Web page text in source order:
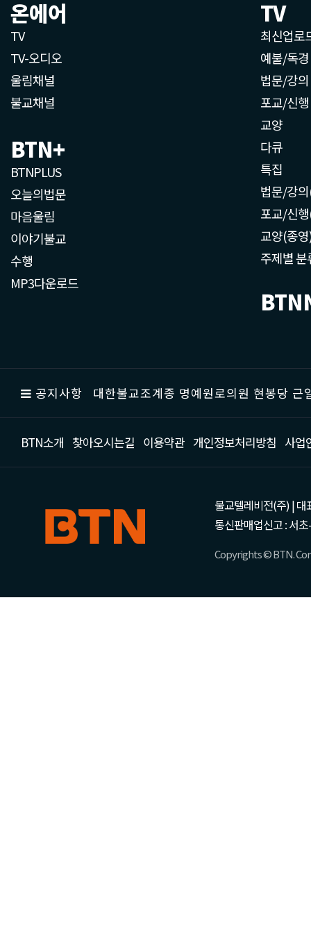
온에어
TV
TV-오디오
울림채널
불교채널
BTN+
BTNPLUS
오늘의법문
마음울림
이야기불교
수행
MP3다운로드
TV
최신업로
예불/독경
법문/강의
포교/신행
교양
다큐
특집
법문/강
포교/신
교양(종
주제별 분
공지사항 대한불교조계종 명예원로의원 현봉당
BTN소개 찾아오시는길 이용약관 개인정보처리방침 사업
불교텔레비전(주) | 대
통신판매업신고 : 서
Copyrights © BTN.